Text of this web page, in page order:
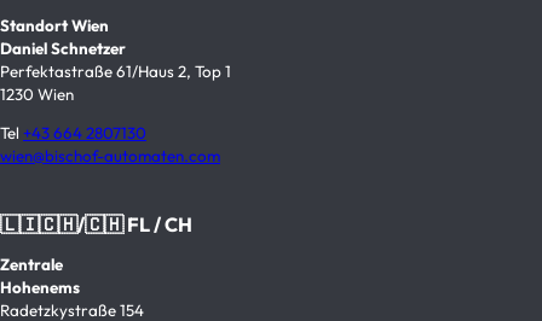
Standort Wien
Daniel Schnetzer
Perfektastraße 61/Haus 2, Top 1
1230 Wien
Tel +43 664 2807130
wien@bischof-automaten.com
🇱🇮🇨🇭/🇨🇭 FL / CH
Zentrale
Hohenems
Radetzkystraße 154